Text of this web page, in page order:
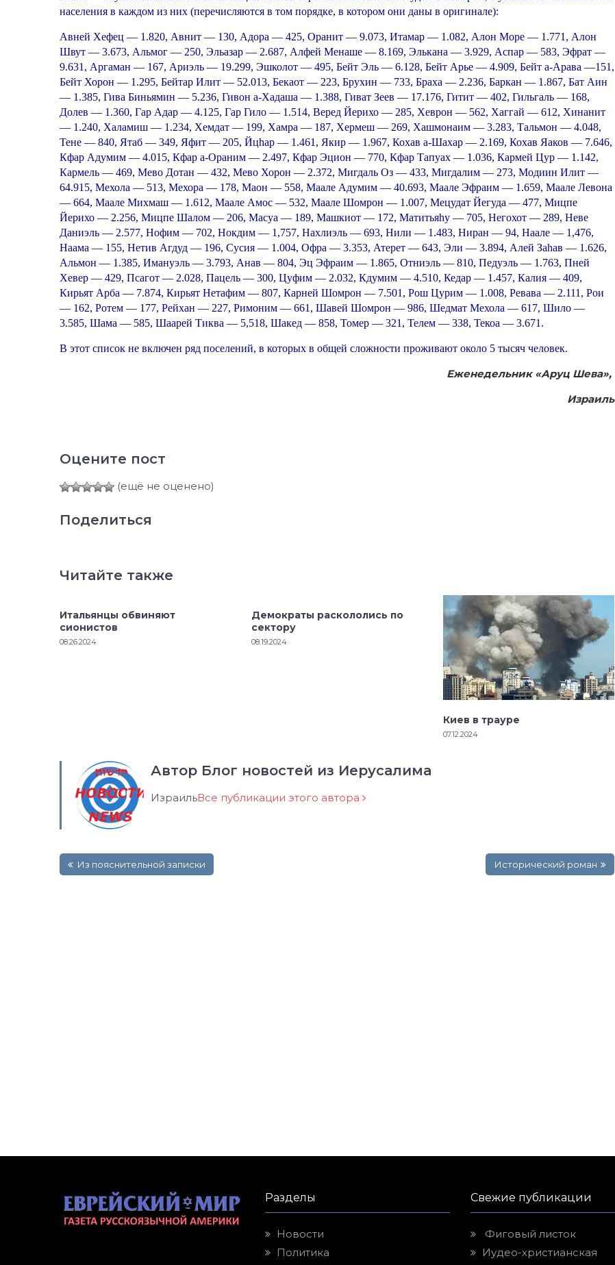
населения в каждом из них (перечисляются в том порядке, в котором они даны в оригинале):
Авней Хефец — 1.820, Авнит — 130, Адора — 425, Оранит — 9.073, Итамар — 1.082, Алон Море — 1.771, Алон
Швут — 3.673, Альмог — 250, Эльазар — 2.687, Алфей Менаше — 8.169, Элькана — 3.929, Аспар — 583, Эфрат —
9.631, Аргаман — 167, Ариэль — 19.299, Эшколот — 495, Бейт Эль — 6.128, Бейт Арье — 4.909, Бейт а-Арава —151,
Бейт Хорон — 1.295, Бейтар Илит — 52.013, Бекаот — 223, Брухин — 733, Браха — 2.236, Баркан — 1.867, Бат Аин
— 1.385, Гива Биньямин — 5.236, Гивон а-Хадаша — 1.388, Гиват Зеев — 17.176, Гитит — 402, Гильгаль — 168,
Долев — 1.360, Гар Адар — 4.125, Гар Гило — 1.514, Веред Йерихо — 285, Хеврон — 562, Хаггай — 612, Хинанит
— 1.240, Халамиш — 1.234, Хемдат — 199, Хамра — 187, Хермеш — 269, Хашмонаим — 3.283, Тальмон — 4.048,
Тене — 840, Ятаб — 349, Яфит — 205, Йцhар — 1.461, Якир — 1.967, Кохав а-Шахар — 2.169, Кохав Яаков — 7.646,
Кфар Адумим — 4.015, Кфар а-Ораним — 2.497, Кфар Эцион — 770, Кфар Тапуах — 1.036, Кармей Цур — 1.142,
Кармель — 469, Мево Дотан — 432, Мево Хорон — 2.372, Мигдаль Оз — 433, Мигдалим — 273, Модиин Илит —
64.915, Мехола — 513, Мехора — 178, Маон — 558, Маале Адумим — 40.693, Маале Эфраим — 1.659, Маале Левона
— 664, Маале Михмаш — 1.612, Маале Амос — 532, Маале Шомрон — 1.007, Мецудат Йегуда — 477, Мицпе
Йерихо — 2.256, Мицпе Шалом — 206, Масуа — 189, Машкиот — 172, Матитьяhу — 705, Негохот — 289, Неве
Даниэль — 2.577, Нофим — 702, Нокдим — 1,757, Нахлиэль — 693, Нили — 1.483, Ниран — 94, Наале — 1,476,
Наама — 155, Нетив Агдуд — 196, Сусия — 1.004, Офра — 3.353, Атерет — 643, Эли — 3.894, Алей Заhав — 1.626,
Альмон — 1.385, Имануэль — 3.793, Анав — 804, Эц Эфраим — 1.865, Отниэль — 810, Педуэль — 1.763, Пней
Хевер — 429, Псагот — 2.028, Пацель — 300, Цуфим — 2.032, Кдумим — 4.510, Кедар — 1.457, Калия — 409,
Кирьят Арба — 7.874, Кирьят Нетафим — 807, Карней Шомрон — 7.501, Рош Цурим — 1.008, Ревава — 2.111, Рои
— 162, Ротем — 177, Рейхан — 227, Римоним — 661, Шавей Шомрон — 986, Шедмат Мехола — 617, Шило —
3.585, Шама — 585, Шаарей Тиква — 5,518, Шакед — 858, Томер — 321, Телем — 338, Текоа — 3.671.
В этот список не включен ряд поселений, в которых в общей сложности проживают около 5 тысяч человек.
Еженедельник «Аруц Шева»,
Израиль
Оцените пост
(ещё не оценено)
Поделиться
Читайте также
Итальянцы обвиняют
сионистов
08.26.2024
Демократы раскололись по
сектору
08.19.2024
Киев в трауре
07.12.2024
Автор Блог новостей из Иерусалима
ИзраильВсе публикации этого автора
по Из пояснительной записки Исторический роман
Разделы
Новости
Политика
Свежие публикации
Фиговый листок
Иудео-христианская